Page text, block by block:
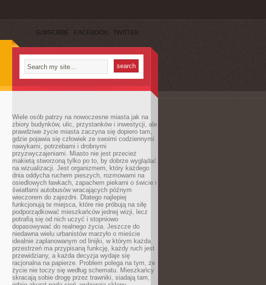
SUBSCRIBE FACEBOOK TWITTER
Wiele osób patrzy na nowoczesne miasta jak na
zbiory budynków, ulic, przystanków i inwestycji, ale
prawdziwe życie miasta zaczyna się dopiero tam,
gdzie pojawia się człowiek ze swoimi codziennymi
nawykami, potrzebami i drobnymi
przyzwyczajeniami. Miasto nie jest przecież
makietą stworzoną tylko po to, by dobrze wyglądać
na wizualizacji. Jest organizmem, który każdego
dnia oddycha ruchem pieszych, rozmowami na
osiedlowych ławkach, zapachem piekarni o świcie i
światłami autobusów wracających późnym
wieczorem do zajezdni. Dlatego najlepiej
funkcjonują te miejsca, które nie próbują na siłę
podporządkować mieszkańców jednej wizji, lecz
potrafią się od nich uczyć i stopniowo
dopasowywać do realnego życia. Jeszcze do
niedawna wielu urbanistów marzyło o mieście
idealnie zaplanowanym od linijki, w którym każda
przestrzeń ma przypisaną funkcję, każdy ruch jest
przewidziany, a każda decyzja wydaje się
racjonalna na papierze. Problem polega na tym, że
życie nie toczy się według schematu. Mieszkańcy
skracają sobie drogę przez trawniki, siadają tam,